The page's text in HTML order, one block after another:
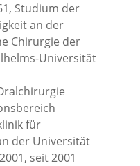
Studium der
an der
Chirurgie der
Universität
für
der Universität
seit 2001